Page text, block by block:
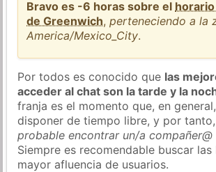
Bravo es -6 horas sobre el
de Greenwich,perteneciendo a la
America/Mexico_City.
Por todos es conocido que las
acceder al chat son la tarde y la
franja es el momento que, en
disponer de tiempo libre, y por
probable encontrar un/a
Siempre es recomendable buscar las
mayor afluencia de usuarios.